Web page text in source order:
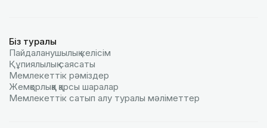
Біз туралы
Пайдаланушылық келiciм
Құпиялылық саясаты
Мемлекеттік рәміздер
Жемқорлыққа қарсы шаралар
Мемлекеттік сатып алу туралы мәлiметтер